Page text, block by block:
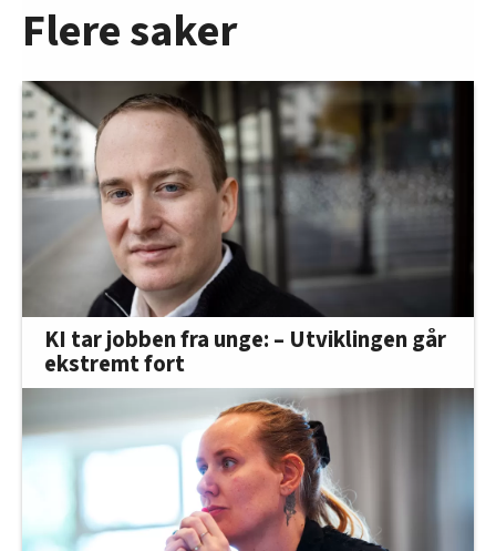
Flere saker
KI tar jobben fra unge: – Utviklingen går
ekstremt fort